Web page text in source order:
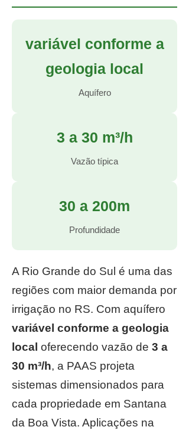
variável conforme a
geologia local
Aquífero
3 a 30 m³/h
Vazão típica
30 a 200m
Profundidade
A Rio Grande do Sul é uma das
regiões com maior demanda por
irrigação no RS. Com aquífero
variável conforme a geologia
local oferecendo vazão de 3 a
30 m³/h, a PAAS projeta
sistemas dimensionados para
cada propriedade em Santana
da Boa Vista. Aplicações na